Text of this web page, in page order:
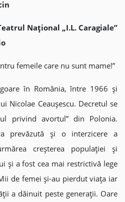
Național „I.L. Caragiale”
femeile care nu sunt mame!”
în România, între 1966 și
Nicolae Ceaușescu. Decretul se
privind avortul” din Polonia.
prevăzută și o interzicere a
creșterea populației și
și a fost cea mai restrictivă lege
de femei și-au pierdut viața iar
a dăinuit peste generații. Oare